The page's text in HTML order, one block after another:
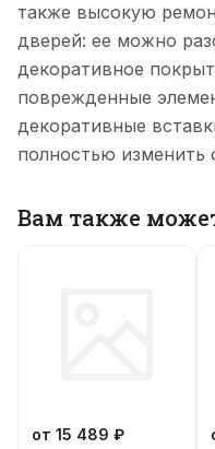
также высокую
дверей: ее можно
декоративное
поврежденные
декоративные
полностью изменить
Вам также
от 15 489 ₽